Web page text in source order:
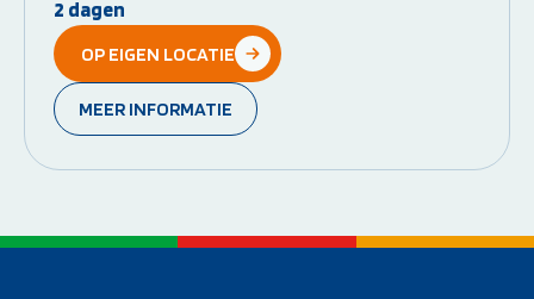
Weet je niet goed welke cursus jij
nodig hebt?
2 dagen
OP EIGEN LOCATIE
MEER INFORMATIE